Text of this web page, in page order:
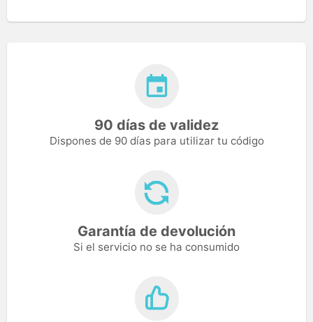
90 días de validez
Dispones de 90 días para utilizar tu código
Garantía de devolución
Si el servicio no se ha consumido